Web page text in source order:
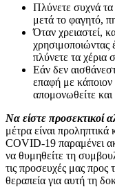
Πλύνετε συχνά τα
μετά το φαγητό,
Όταν χρειαστεί,
χρησιμοποιώντας
πλύνετε τα χέρια
Εάν δεν
επαφή με κάποιον
απομονωθείτε
Να είστε προσεκτικοί
μέτρα είναι
COVID-19 παραμένει
να θυμηθείτε τη
τις προσευχές μας
θεραπεία για αυτή τη